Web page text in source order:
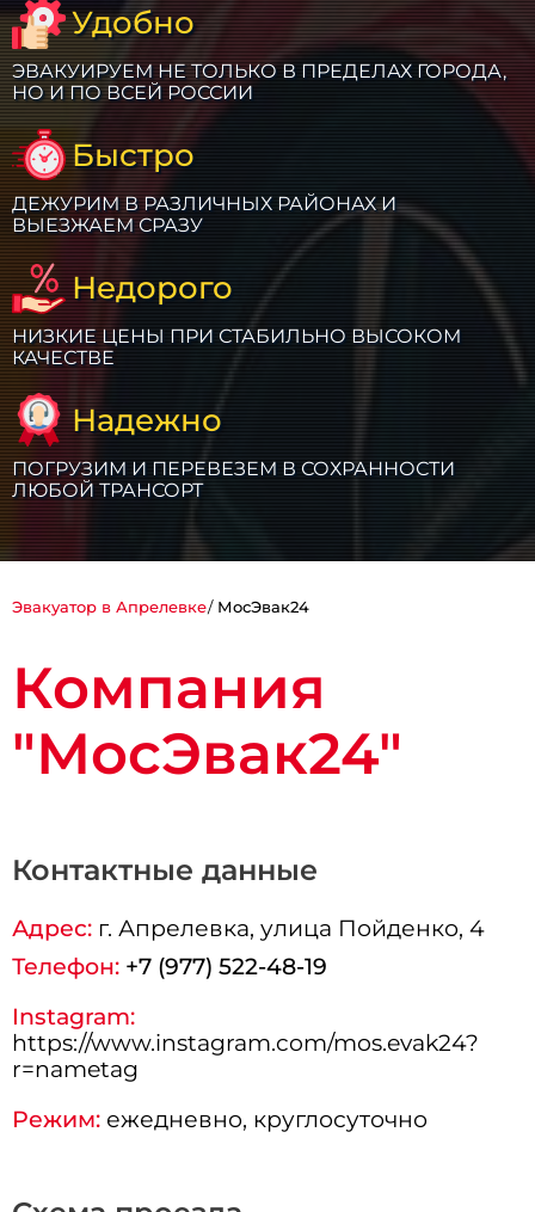
Удобно
ЭВАКУИРУЕМ НЕ ТОЛЬКО В ПРЕДЕЛАХ ГОРОДА,
НО И ПО ВСЕЙ РОССИИ
Быстро
ДЕЖУРИМ В РАЗЛИЧНЫХ РАЙОНАХ И
ВЫЕЗЖАЕМ СРАЗУ
Недорого
НИЗКИЕ ЦЕНЫ ПРИ СТАБИЛЬНО ВЫСОКОМ
КАЧЕСТВЕ
Надежно
ПОГРУЗИМ И ПЕРЕВЕЗЕМ В СОХРАННОСТИ
ЛЮБОЙ ТРАНСОРТ
Эвакуатор в Апрелевке МосЭвак24
Компания
"МосЭвак24"
Контактные данные
Адрес: г.Апрелевка, улица Пойденко, 4
Телефон: +7 (977) 522-48-19
Instagram:
https://www.instagram.com/mos.evak24?
r=nametag
Режим: ежедневно, круглосуточно